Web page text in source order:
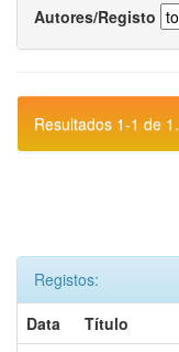
Autores/Registo
Resultados 1-1 de 1.
Registos:
Data
Título